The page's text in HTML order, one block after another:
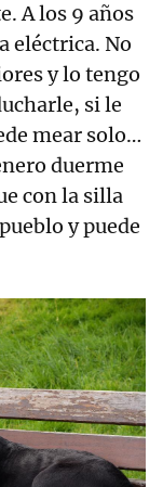
A los 9 años
eléctrica. No
y lo tengo
si le
mear solo…
duerme
con la silla
y puede